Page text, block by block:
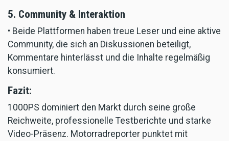
5. Community & Interaktion
• Beide Plattformen haben treue Leser und eine aktive
Community, die sich an Diskussionen beteiligt,
Kommentare hinterlässt und die Inhalte regelmäßig
konsumiert.
Fazit:
1000PS dominiert den Markt durch seine große
Reichweite, professionelle Testberichte und starke
Video-Präsenz. Motorradreporter punktet mit